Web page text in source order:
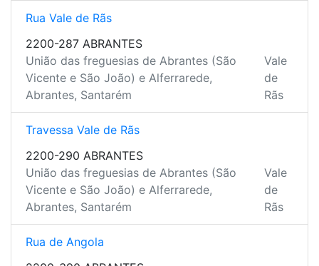
Rua Vale de Rãs
2200-287 ABRANTES
União das freguesias de Abrantes (São
Vicente e São João) e Alferrarede,
Abrantes, Santarém
Vale
de
Rãs
Travessa Vale de Rãs
2200-290 ABRANTES
União das freguesias de Abrantes (São
Vicente e São João) e Alferrarede,
Abrantes, Santarém
Vale
de
Rãs
Rua de Angola